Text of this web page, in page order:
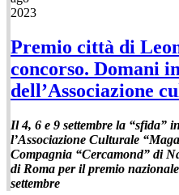
2023
Premio città di
concorso. Domani
dell’Associazione
Il 4, 6 e 9 settembre la “sfida”
l’Associazione Culturale
Compagnia “Cercamond” di
di Roma per il premio
settembre